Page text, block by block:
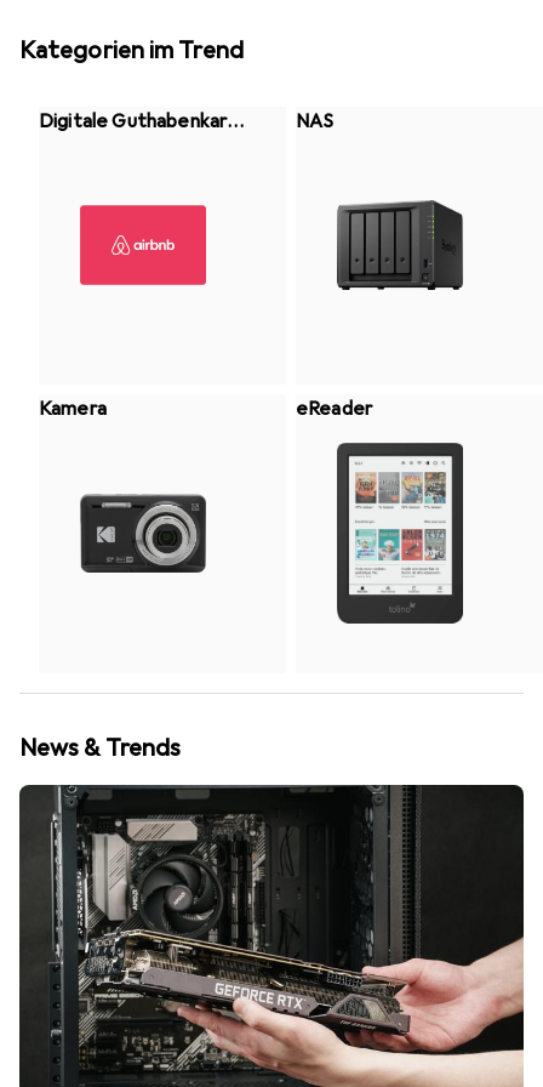
Kategorien im Trend
Digitale Guthabenkart
NAS
Kamera eReader
News & Trends